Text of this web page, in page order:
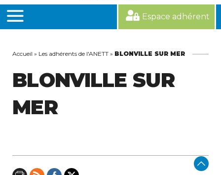
MENU
Espace adhérent
Accueil » Les adhérents de l'ANETT » BLONVILLE SUR MER
BLONVILLE SUR
MER